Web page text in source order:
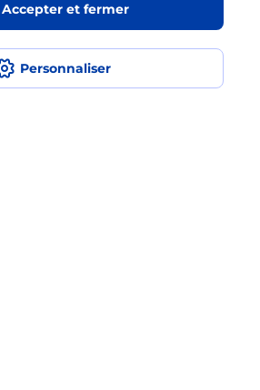
Personnaliser
Accepter et fermer
du-Rhône
VENELLES